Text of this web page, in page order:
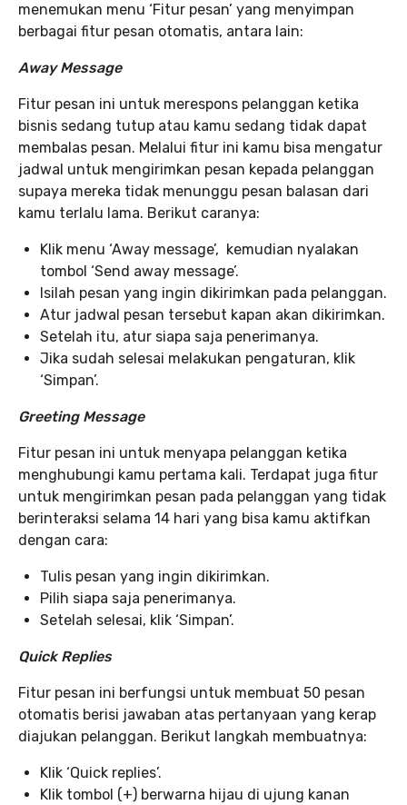
menemukan menu ‘Fitur pesan’ yang menyimpan
berbagai fitur pesan otomatis, antara lain:
Away Message
Fitur pesan ini untuk merespons pelanggan ketika
bisnis sedang tutup atau kamu sedang tidak dapat
membalas pesan. Melalui fitur ini kamu bisa mengatur
jadwal untuk mengirimkan pesan kepada pelanggan
supaya mereka tidak menunggu pesan balasan dari
kamu terlalu lama. Berikut caranya:
Klik menu ‘Away message’, kemudian nyalakan
tombol ‘Send away message’.
Isilah pesan yang ingin dikirimkan pada pelanggan.
Atur jadwal pesan tersebut kapan akan dikirimkan.
Setelah itu, atur siapa saja penerimanya.
Jika sudah selesai melakukan pengaturan, klik
‘Simpan’.
Greeting Message
Fitur pesan ini untuk menyapa pelanggan ketika
menghubungi kamu pertama kali. Terdapat juga fitur
untuk mengirimkan pesan pada pelanggan yang tidak
berinteraksi selama 14 hari yang bisa kamu aktifkan
dengan cara:
Tulis pesan yang ingin dikirimkan.
Pilih siapa saja penerimanya.
Setelah selesai, klik ‘Simpan’.
Quick Replies
Fitur pesan ini berfungsi untuk membuat 50 pesan
otomatis berisi jawaban atas pertanyaan yang kerap
diajukan pelanggan. Berikut langkah membuatnya:
Klik ‘Quick replies’.
Klik tombol (+) berwarna hijau di ujung kanan